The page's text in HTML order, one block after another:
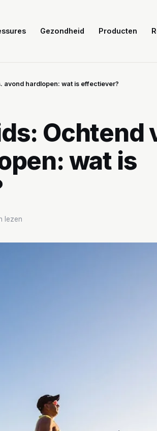
Gezondheid Producten
avond hardlopen: wat is effectiever?
Ochtend
wat is
lezen